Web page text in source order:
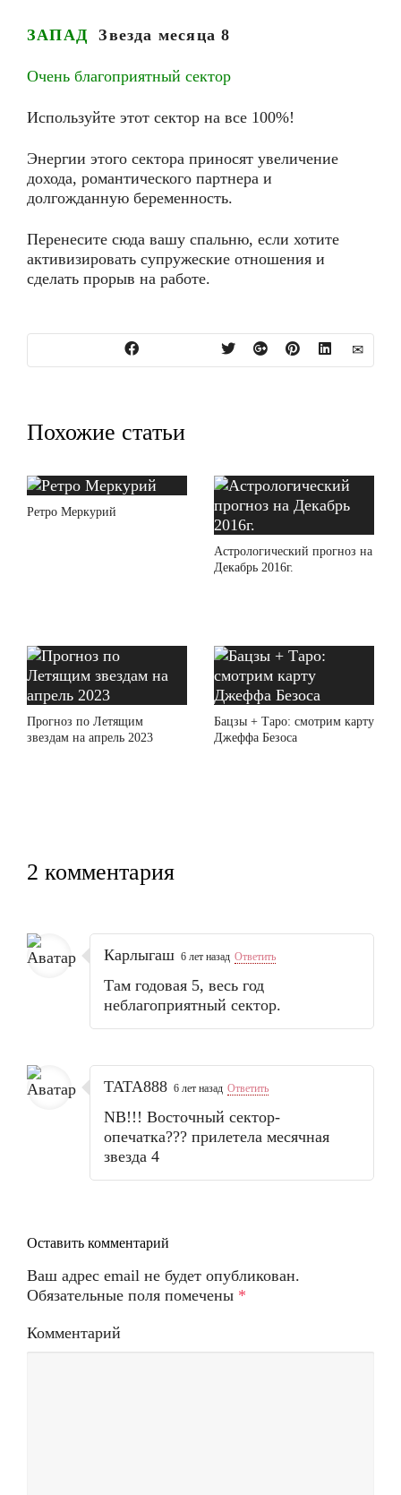
ЗАПАД Звезда месяца8
Очень благоприятный сектор
Используйте этот сектор на все 100%!
Энергии этого сектора приносят увеличение
дохода, романтического партнера и
долгожданную беременность.
Перенесите сюда вашу спальню, если хотите
активизировать супружеские отношения и
сделать прорыв на работе.
Похожие статьи
Ретро Меркурий
Астрологический прогноз на
Декабрь 2016г.
Прогноз по Летящим
звездам на апрель 2023
Бацзы + Таро: смотрим карту
Джеффа Безоса
2 комментария
Карлыгаш 6 лет назад Ответить
Там годовая 5, весь год
неблагоприятный сектор.
TATA888 6 лет назад Ответить
NB!!! Восточный сектор-
опечатка??? прилетела месячная
звезда 4
Оставить комментарий
Ваш адрес email не будет опубликован.
Обязательные поля помечены *
Комментарий